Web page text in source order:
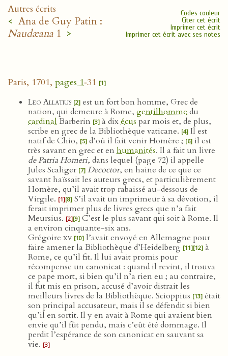
Autres écrits
< Ana de Guy Patin :
Naudæana 1 >
Codes couleur
Citer cet écrit
Imprimer cet écrit
Imprimer cet écrit avec ses notes
Paris, 1701, pages 1‑31 [1]
Leo Allatius [2] est un fort bon homme, Grec de
nation, qui demeure à Rome, gentilhommedu
cardinal Barberin [3] à dixécus par mois et, de plus,
scribe en grec de la Bibliothèque vaticane. [4] Il est
natif de Chio, [5] d’où il fait venir Homère ; [6] il est
très savant en grec et en humanités. Il a fait un livre
de Patria Homeri, dans lequel (page 72) il appelle
Jules Scaliger [7] Decoctor, en haine de ce que ce
savant haïssait les auteurs grecs, et particulièrement
Homère, qu’il avait trop rabaissé au-dessous de
Virgile. [1][8] S’il avait un imprimeur à sa dévotion, il
ferait imprimer plus de livres grecs que n’a fait
Meursius. [2][9] C’est le plus savant qui soit à Rome. Il
a environ cinquante-six ans.
Grégoire xv [10] l’avait envoyé en Allemagne pour
faire amener la Bibliothèque d’Heidelberg [11][12] à
Rome, ce qu’il fit. Il lui avait promis pour
récompense un canonicat : quand il revint, il trouva
ce pape mort, si bien qu’il n’a rien eu ; au contraire,
il fut mis en prison, accusé d’avoir distrait les
meilleurs livres de la Bibliothèque. Scioppius [13] était
son principal accusateur, mais il se défendit si bien
qu’il en sortit. Il y en avait à Rome qui avaient bien
envie qu’il fût pendu, mais c’eût été dommage. Il
perdit l’espérance de son canonicat en sauvant sa
vie. [3]